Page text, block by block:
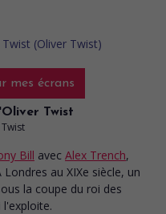
mes écrans
Twist
Bill avec Alex Trench,
Londres au XIXe siècle, un
la coupe du roi des
l'exploite.